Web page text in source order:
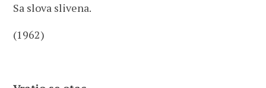
Sa slova slivena.
(1962)